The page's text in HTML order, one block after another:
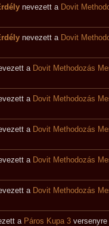
nevezett a Dovit
nevezett a Dovit
a Dovit Methodozás
a Dovit Methodozás
a Dovit Methodozás
a Dovit Methodozás
a Dovit Methodozás
a Páros Kupa 3 versenyre